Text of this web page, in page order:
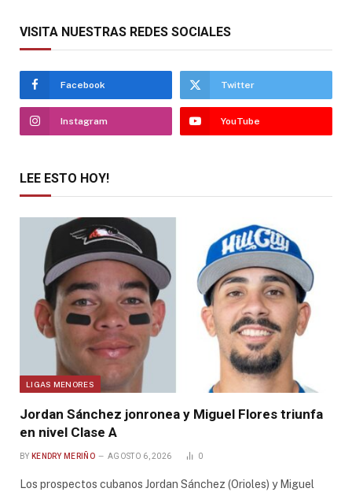
VISITA NUESTRAS REDES SOCIALES
Facebook Twitter
Instagram YouTube
LEE ESTO HOY!
LIGAS MENORES
Jordan Sánchez jonronea y Miguel Flores triunfa
en nivel Clase A
BY KENDRY MERIÑO AGOSTO 6, 2026 0
Los prospectos cubanos Jordan Sánchez (Orioles) y Miguel